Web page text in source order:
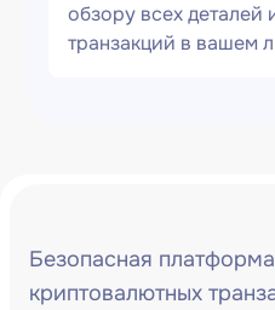
обзору всех деталей
транзакций в вашем
Безопасная
криптовалютных